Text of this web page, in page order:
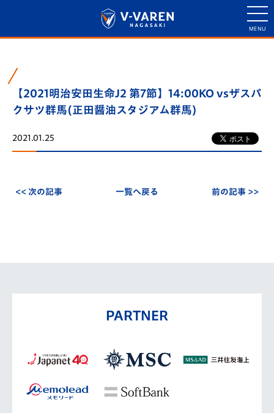
【2021明治安田生命J2 第7節】14:00KO vsザスパ
クサツ群馬(正田醤油スタジアム群馬)
2021.01.25
<< 次の記事 一覧へ戻る 前の記事 >>
PARTNER